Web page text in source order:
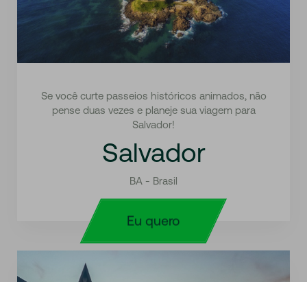
Se você curte passeios históricos animados, não
pense duas vezes e planeje sua viagem para
Salvador!
Salvador
BA - Brasil
Eu quero